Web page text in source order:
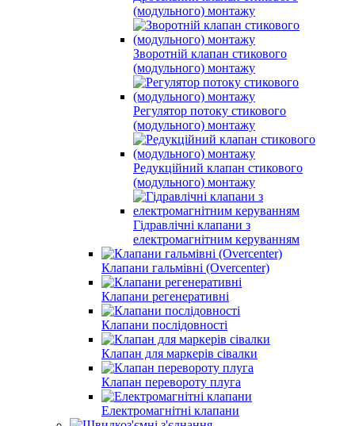
(модульного) монтажу
Зворотній клапан стикового
(модульного) монтажу
Регулятор потоку стикового
(модульного) монтажу
Редукційний клапан стикового
(модульного) монтажу
Гідравлічні клапани з
електромагнітним керуванням
Клапани гальмівні (Overcenter)
Клапани регенеративні
Клапани послідовності
Клапан для маркерів сівалки
Клапан перевороту плуга
Електромагнітні клапани